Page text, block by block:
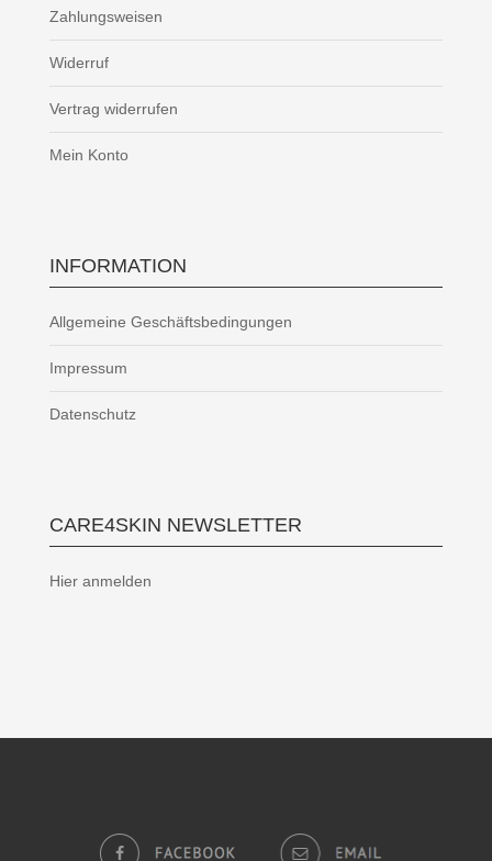
Zahlungsweisen
Widerruf
Vertrag widerrufen
Mein Konto
INFORMATION
Allgemeine Geschäftsbedingungen
Impressum
Datenschutz
CARE4SKIN NEWSLETTER
Hier anmelden